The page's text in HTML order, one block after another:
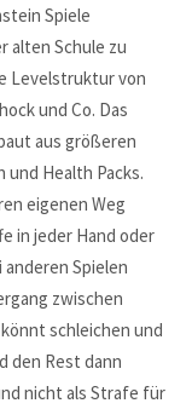
Spiele
alten Schule zu
Levelstruktur von
und Co. Das
aus größeren
und Health Packs.
eigenen Weg
in jeder Hand oder
Spielen
zwischen
schleichen und
den Rest dann
nicht als Strafe für